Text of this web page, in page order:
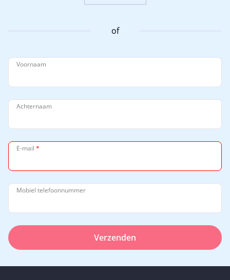
of
Voornaam
Achternaam
E-mail *
Mobiel telefoonnummer
Verzenden